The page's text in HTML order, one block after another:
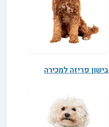
בישון פריזה למכירה